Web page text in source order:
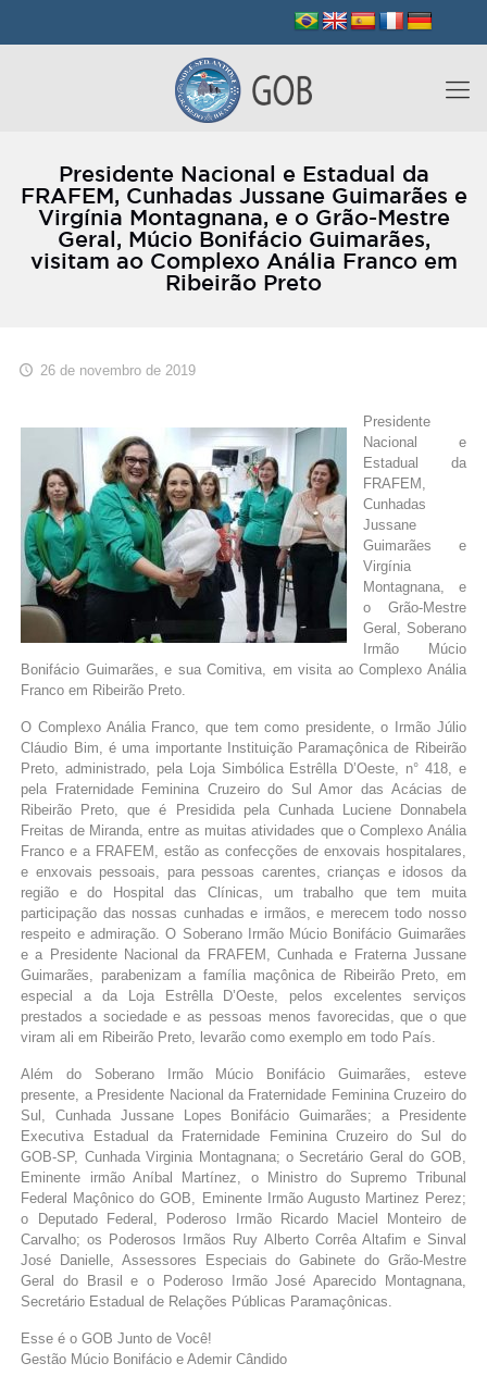
Presidente Nacional e Estadual da
FRAFEM, Cunhadas Jussane Guimarães e
Virgínia Montagnana, e o Grão-Mestre
Geral, Múcio Bonifácio Guimarães,
visitam ao Complexo Anália Franco em
Ribeirão Preto
26 de novembro de 2019
Presidente
Nacional e
Estadual da
FRAFEM,
Cunhadas
Jussane
Guimarães e
Virgínia
Montagnana, e
o Grão-Mestre
Geral, Soberano
Irmão Múcio
Bonifácio Guimarães, e sua Comitiva, em visita ao Complexo Anália
Franco em Ribeirão Preto.
O Complexo Anália Franco, que tem como presidente, o Irmão Júlio
Cláudio Bim, é uma importante Instituição Paramaçônica de Ribeirão
Preto, administrado, pela Loja Simbólica Estrêlla D’Oeste, n° 418, e
pela Fraternidade Feminina Cruzeiro do Sul Amor das Acácias de
Ribeirão Preto, que é Presidida pela Cunhada Luciene Donnabela
Freitas de Miranda, entre as muitas atividades que o Complexo Anália
Franco e a FRAFEM, estão as confecções de enxovais hospitalares,
e enxovais pessoais, para pessoas carentes, crianças e idosos da
região e do Hospital das Clínicas, um trabalho que tem muita
participação das nossas cunhadas e irmãos, e merecem todo nosso
respeito e admiração. O Soberano Irmão Múcio Bonifácio Guimarães
e a Presidente Nacional da FRAFEM, Cunhada e Fraterna Jussane
Guimarães, parabenizam a família maçônica de Ribeirão Preto, em
especial a da Loja Estrêlla D’Oeste, pelos excelentes serviços
prestados a sociedade e as pessoas menos favorecidas, que o que
viram ali em Ribeirão Preto, levarão como exemplo em todo País.
Além do Soberano Irmão Múcio Bonifácio Guimarães, esteve
presente, a Presidente Nacional da Fraternidade Feminina Cruzeiro do
Sul, Cunhada Jussane Lopes Bonifácio Guimarães; a Presidente
Executiva Estadual da Fraternidade Feminina Cruzeiro do Sul do
GOB-SP, Cunhada Virginia Montagnana; o Secretário Geral do GOB,
Eminente irmão Aníbal Martínez, o Ministro do Supremo Tribunal
Federal Maçônico do GOB, Eminente Irmão Augusto Martinez Perez;
o Deputado Federal, Poderoso Irmão Ricardo Maciel Monteiro de
Carvalho; os Poderosos Irmãos Ruy Alberto Corrêa Altafim e Sinval
José Danielle, Assessores Especiais do Gabinete do Grão-Mestre
Geral do Brasil e o Poderoso Irmão José Aparecido Montagnana,
Secretário Estadual de Relações Públicas Paramaçônicas.
Esse é o GOB Junto de Você!
Gestão Múcio Bonifácio e Ademir Cândido